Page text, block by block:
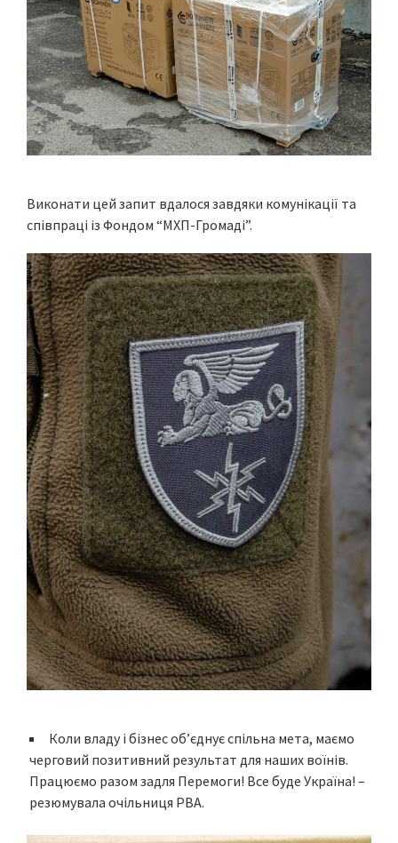
Виконати цей запит вдалося завдяки комунікації та
співпраці із Фондом “МХП-Громаді”.
Коли владу і бізнес об’єднує спільна мета, маємо
черговий позитивний результат для наших воїнів.
Працюємо разом задля Перемоги! Все буде Україна! –
резюмувала очільниця РВА.